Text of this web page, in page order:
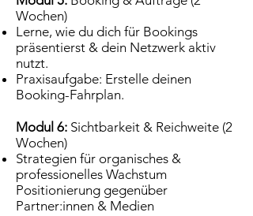
Wochen)
Lerne, wie du dich für Bookings
präsentierst & dein Netzwerk aktiv
nutzt.
Praxisaufgabe: Erstelle deinen
Booking-Fahrplan.
Modul 6: Sichtbarkeit & Reichweite (2
Wochen)
Strategien für organisches &
professionelles Wachstum
Positionierung gegenüber
Partner:innen & Medien